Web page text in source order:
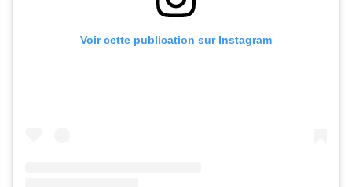
Voir cette publication sur Instagram